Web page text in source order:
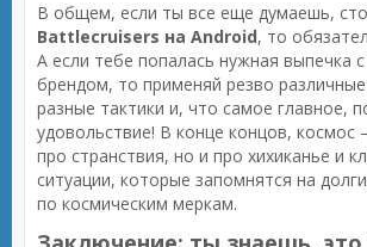
В общем, если ты все еще думаешь,
Battlecruisers на Android, то
А если тебе попалась нужная выпечка
брендом, то применяй резво
разные тактики и, что самое главное,
удовольствие! В конце концов, космос
про странствия, но и про хихиканье и
ситуации, которые запомнятся на
по космическим меркам.